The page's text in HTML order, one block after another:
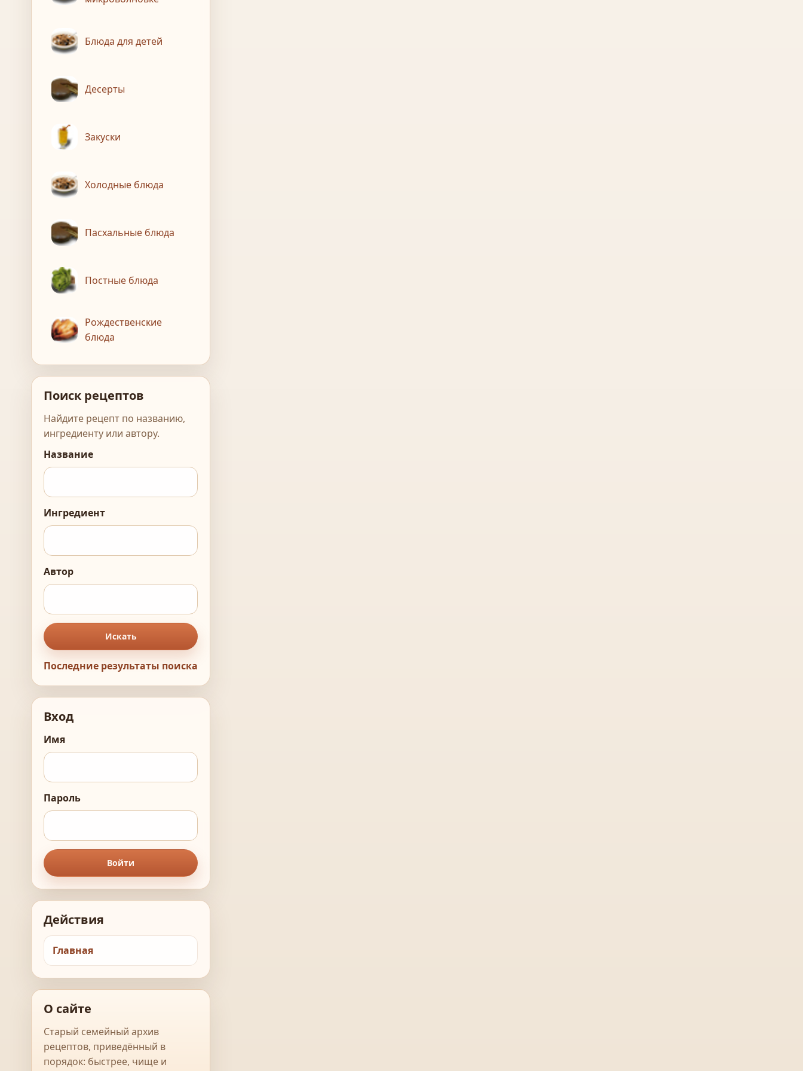
Блюда для детей
Десерты
Закуски
Холодные блюда
Пасхальные блюда
Постные блюда
Рождественские
блюда
Поиск рецептов
Найдите рецепт по названию,
ингредиенту или автору.
Название
Ингредиент
Автор
Искать
Последние результаты поиска
Вход
Имя
Пароль
Войти
Действия
Главная
О сайте
Старый семейный архив
рецептов, приведённый в
порядок: быстрее, чище и